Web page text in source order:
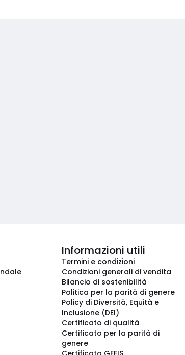
Informazioni utili
Termini e condizioni
Condizioni generali di vendita
Bilancio di sostenibilità
Politica per la parità di genere
Policy di Diversità, Equità e
Inclusione (DEI)
Certificato di qualità
Certificato per la parità di
genere